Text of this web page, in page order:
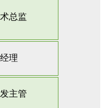
总监
理
主管